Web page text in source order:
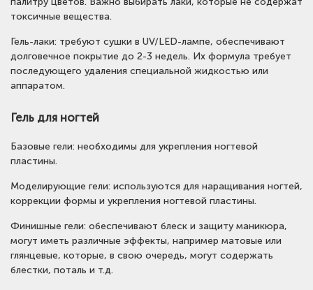
токсичные вещества.
Гель-лаки: требуют сушки в UV/LED-лампе, обеспечивают
долговечное покрытие до 2-3 недель. Их формула требует
последующего удаления специальной жидкостью или
аппаратом.
Гель для ногтей
Базовые гели: необходимы для укрепления ногтевой
пластины.
Моделирующие гели: используются для наращивания ногтей,
коррекции формы и укрепления ногтевой пластины.
Финишные гели: обеспечивают блеск и защиту маникюра,
могут иметь различные эффекты, например матовые или
глянцевые, которые, в свою очередь, могут содержать
блестки, поталь и т.д.